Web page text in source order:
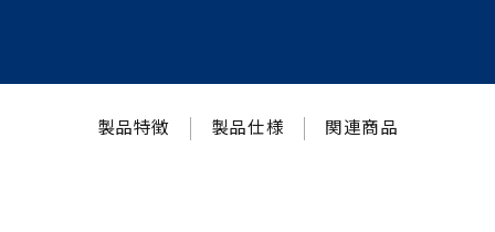
製品特徴 製品仕様 関連商品